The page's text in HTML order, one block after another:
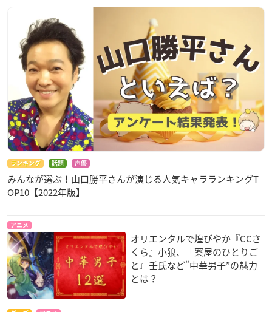
ランキング 話題 声優
みんなが選ぶ！山口勝平さんが演じる人気キャラランキングT
OP10【2022年版】
アニメ
オリエンタルで煌びやか『CCさ
くら』小狼、『薬屋のひとりご
と』壬氏など“中華男子”の魅力
とは？